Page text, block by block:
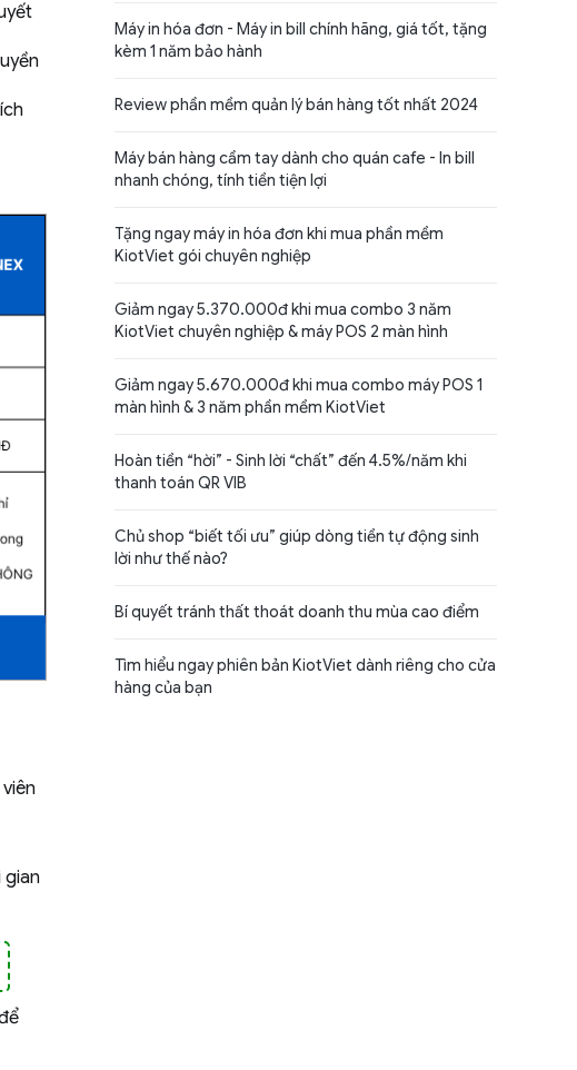
gian
Máy in hóa đơn - Máy in bill chính hãng, giá tốt, tặng
kèm 1 năm bảo hành
Review phần mềm quản lý bán hàng tốt nhất 2024
Máy bán hàng cầm tay dành cho quán cafe - In bill
nhanh chóng, tính tiền tiện lợi
Tặng ngay máy in hóa đơn khi mua phần mềm
KiotViet gói chuyên nghiệp
Giảm ngay 5.370.000đ khi mua combo 3 năm
KiotViet chuyên nghiệp & máy POS 2 màn hình
Giảm ngay 5.670.000đ khi mua combo máy POS 1
màn hình & 3 năm phần mềm KiotViet
Hoàn tiền “hời” - Sinh lời “chất” đến 4.5%/năm khi
thanh toán QR VIB
Chủ shop “biết tối ưu” giúp dòng tiền tự động sinh
lời như thế nào?
Bí quyết tránh thất thoát doanh thu mùa cao điểm
Tìm hiểu ngay phiên bản KiotViet dành riêng cho cửa
hàng của bạn